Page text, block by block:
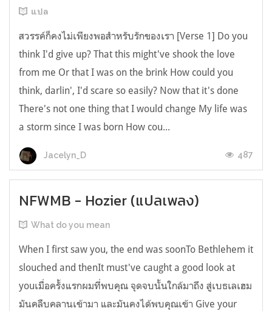
แปล
สวรรค์ก็คงไม่เพียงพอสำหรับรักของเรา [Verse 1] Do you
think I'd give up? That this might've shook the love
from me Or that I was on the brink How could you
think, darlin', I'd scare so easily? Now that it's done
There's not one thing that I would change My life was
a storm since I was born How cou...
Jacelyn_D 487
NFWMB - Hozier (แปลเพลง)
What do you mean
When I first saw you, the end was soonTo Bethlehem it
slouched and thenIt must've caught a good look at
youเมื่อครั้งแรกผมที่พบคุณ จุดจบนั้นใกล้มาถึง สู่เบธเลเฮม
มันคลืบคลานเข้ามา และมันคงได้พบคุณเข้า Give your